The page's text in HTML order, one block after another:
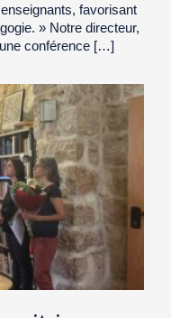
favorisant
» Notre directeur,
conférence […]